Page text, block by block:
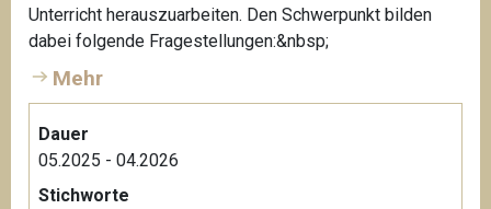
Unterricht herauszuarbeiten. Den Schwerpunkt bilden
dabei folgende Fragestellungen:&nbsp;
Mehr
Dauer
05.2025 - 04.2026
Stichworte